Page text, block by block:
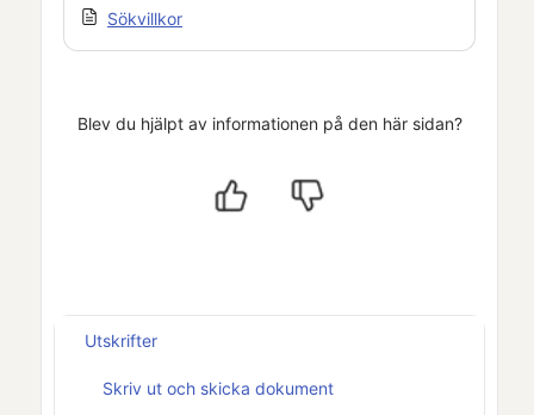
Sökvillkor
Blev du hjälpt av informationen på den här sidan?
Utskrifter
Skriv ut och skicka dokument